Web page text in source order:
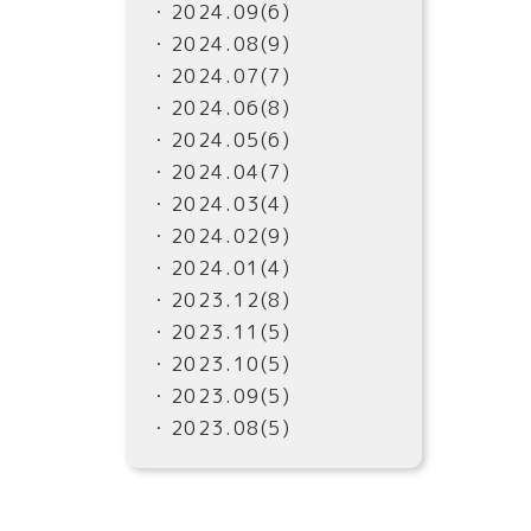
・2024.09(6)
・2024.08(9)
・2024.07(7)
・2024.06(8)
・2024.05(6)
・2024.04(7)
・2024.03(4)
・2024.02(9)
・2024.01(4)
・2023.12(8)
・2023.11(5)
・2023.10(5)
・2023.09(5)
・2023.08(5)